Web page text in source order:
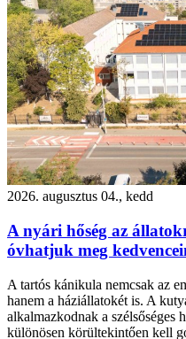
2026. augusztus 04., kedd
A nyári hőség az
óvhatjuk meg
A tartós kánikula nemcsak az
hanem a háziállatokét is. A
alkalmazkodnak a szélsőséges
különösen körültekintően kell